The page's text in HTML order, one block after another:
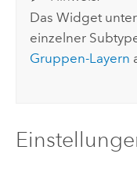
Das Widget
einzelner
Gruppen-Layern